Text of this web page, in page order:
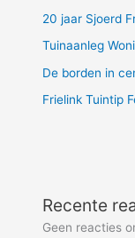
20 jaar Sjoerd
Tuinaanleg
De borden in
Frielink Tuintip
Recente
Geen reacties